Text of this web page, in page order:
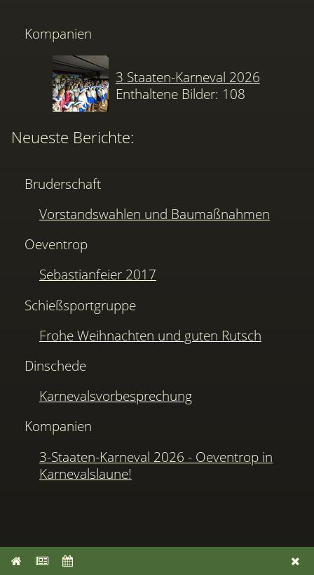
Kompanien
3 Staaten-Karneval 2026
Enthaltene Bilder: 108
Neueste Berichte:
Bruderschaft
Vorstandswahlen und Baumaßnahmen
Oeventrop
Sebastianfeier 2017
Schießsportgruppe
Frohe Weihnachten und guten Rutsch
Dinschede
Karnevalsvorbesprechung
Kompanien
3-Staaten-Karneval 2026 - Oeventrop in
Karnevalslaune!